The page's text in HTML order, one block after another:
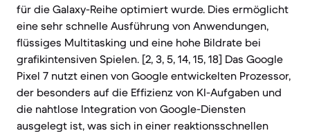
für die Galaxy-Reihe optimiert wurde. Dies ermöglicht
eine sehr schnelle Ausführung von Anwendungen,
flüssiges Multitasking und eine hohe Bildrate bei
grafikintensiven Spielen. [2, 3, 5, 14, 15, 18] Das Google
Pixel 7 nutzt einen von Google entwickelten Prozessor,
der besonders auf die Effizienz von KI-Aufgaben und
die nahtlose Integration von Google-Diensten
ausgelegt ist, was sich in einer reaktionsschnellen